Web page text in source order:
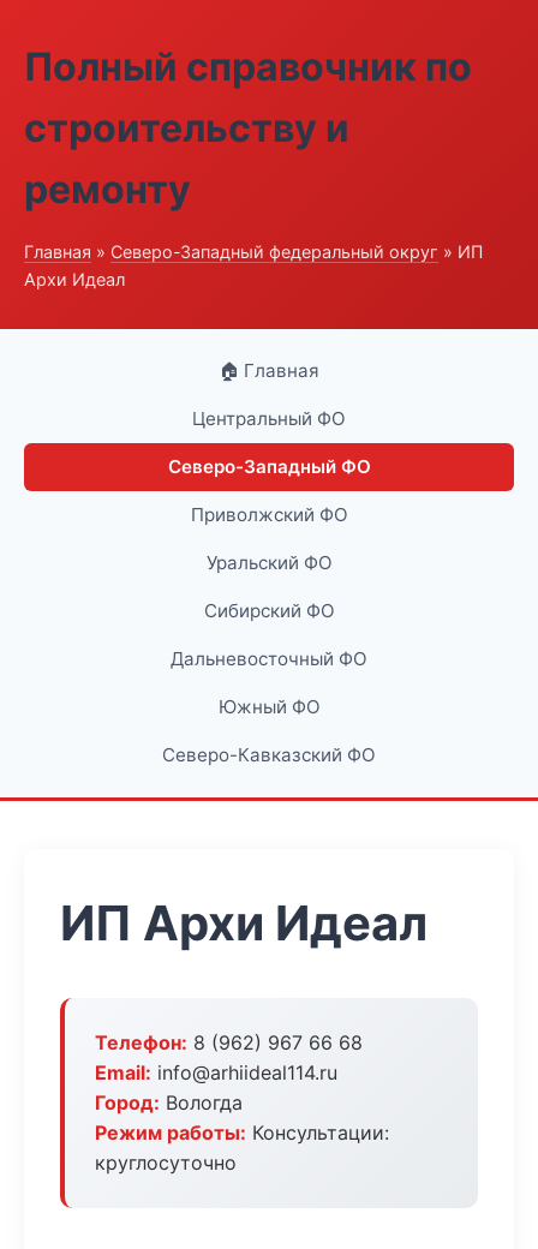
Полный справочник по
строительству и
ремонту
Главная » Северо-Западный федеральный округ » ИП
Архи Идеал
🏠 Главная
Центральный ФО
Северо-Западный ФО
Приволжский ФО
Уральский ФО
Сибирский ФО
Дальневосточный ФО
Южный ФО
Северо-Кавказский ФО
ИП Архи Идеал
Телефон: 8 (962) 967 66 68
Email: info@arhiideal114.ru
Город: Вологда
Режим работы: Консультации:
круглосуточно